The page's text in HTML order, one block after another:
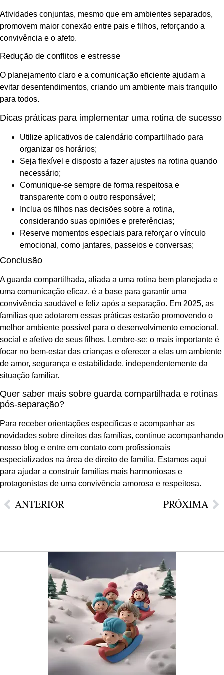
Atividades conjuntas, mesmo que em ambientes separados,
promovem maior conexão entre pais e filhos, reforçando a
convivência e o afeto.
Redução de conflitos e estresse
O planejamento claro e a comunicação eficiente ajudam a
evitar desentendimentos, criando um ambiente mais tranquilo
para todos.
Dicas práticas para implementar uma rotina de sucesso
Utilize aplicativos de calendário compartilhado para
organizar os horários;
Seja flexível e disposto a fazer ajustes na rotina quando
necessário;
Comunique-se sempre de forma respeitosa e
transparente com o outro responsável;
Inclua os filhos nas decisões sobre a rotina,
considerando suas opiniões e preferências;
Reserve momentos especiais para reforçar o vínculo
emocional, como jantares, passeios e conversas;
Conclusão
A guarda compartilhada, aliada a uma rotina bem planejada e
uma comunicação eficaz, é a base para garantir uma
convivência saudável e feliz após a separação. Em 2025, as
famílias que adotarem essas práticas estarão promovendo o
melhor ambiente possível para o desenvolvimento emocional,
social e afetivo de seus filhos. Lembre-se: o mais importante é
focar no bem-estar das crianças e oferecer a elas um ambiente
de amor, segurança e estabilidade, independentemente da
situação familiar.
Quer saber mais sobre guarda compartilhada e rotinas
pós-separação?
Para receber orientações específicas e acompanhar as
novidades sobre direitos das famílias, continue acompanhando
nosso blog e entre em contato com profissionais
especializados na área de direito de família. Estamos aqui
para ajudar a construir famílias mais harmoniosas e
protagonistas de uma convivência amorosa e respeitosa.
ANTERIOR PRÓXIMA